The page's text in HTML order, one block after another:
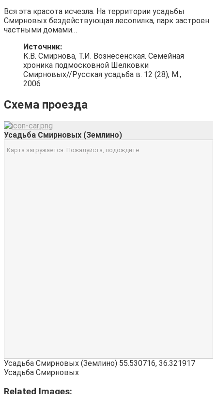
Вся эта красота исчезла. На территории усадьбы
Смирновых бездействующая лесопилка, парк застроен
частными домами…
Источник:
К.В. Смирнова, Т.И. Вознесенская. Семейная
хроника подмосковной Шелковки
Смирновых//Русская усадьба в. 12 (28), М.,
2006
Схема проезда
Усадьба Смирновых (Землино)
Карта загружается. Пожалуйста, подождите.
Усадьба Смирновых (Землино) 55.530716, 36.321917
Усадьба Смирновых
Related Images: